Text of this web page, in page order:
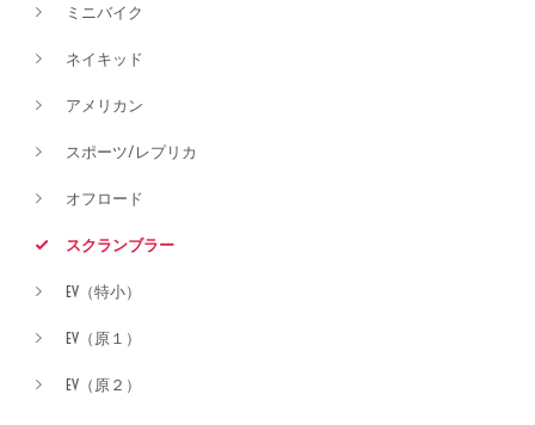
ミニバイク
ネイキッド
アメリカン
スポーツ/レプリカ
オフロード
スクランブラー
EV（特小）
EV（原１）
EV（原２）
価格